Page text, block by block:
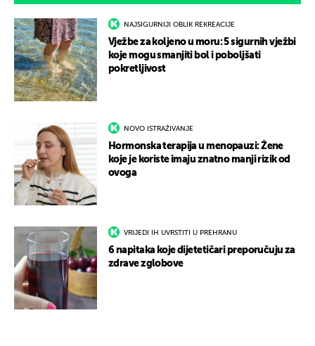
NAJSIGURNIJI OBLIK REKREACIJE
Vježbe za koljeno u moru: 5 sigurnih vježbi
koje mogu smanjiti bol i poboljšati
pokretljivost
NOVO ISTRAŽIVANJE
Hormonska terapija u menopauzi: Žene
koje je koriste imaju znatno manji rizik od
ovoga
VRIJEDI IH UVRSTITI U PREHRANU
6 napitaka koje dijetetičari preporučuju za
zdrave zglobove